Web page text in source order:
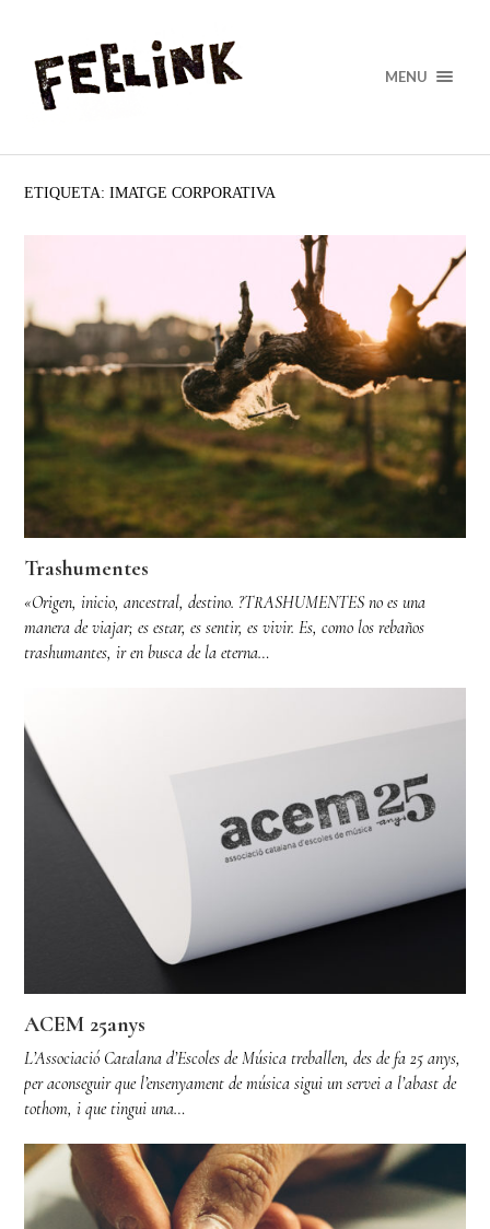
MENU
ETIQUETA: IMATGE CORPORATIVA
Trashumentes
«Origen, inicio, ancestral, destino. ?TRASHUMENTES no es una
manera de viajar; es estar, es sentir, es vivir. Es, como los rebaños
trashumantes, ir en busca de la eterna…
ACEM 25anys
L’Associació Catalana d’Escoles de Música treballen, des de fa 25 anys,
per aconseguir que l’ensenyament de música sigui un servei a l’abast de
tothom, i que tingui una…